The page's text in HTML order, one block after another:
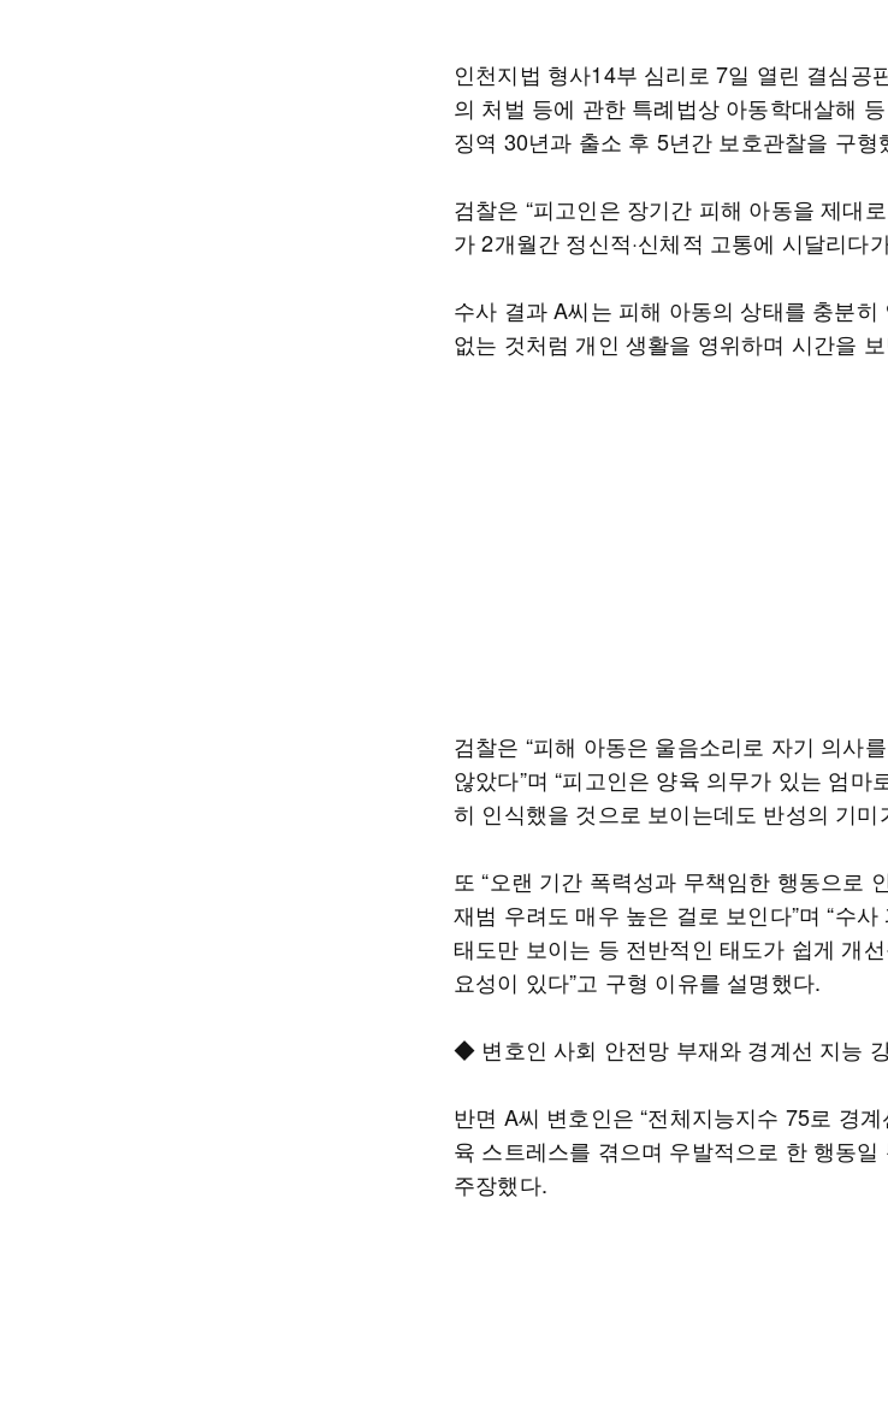
인천지법 형사14부 심리로 7일 열린 결심공
의 처벌 등에 관한 특례법상 아동학대살해
징역 30년과 출소 후 5년간 보호관찰을 구형
검찰은 “피고인은 장기간 피해 아동을 제대
가 2개월간 정신적·신체적 고통에 시달리다
수사 결과 A씨는 피해 아동의 상태를 충분
없는 것처럼 개인 생활을 영위하며 시간을
검찰은 “피해 아동은 울음소리로 자기 의사
않았다”며 “피고인은 양육 의무가 있는 엄마
히 인식했을 것으로 보이는데도 반성의 기미
또 “오랜 기간 폭력성과 무책임한 행동으로
재범 우려도 매우 높은 걸로 보인다”며 “수
태도만 보이는 등 전반적인 태도가 쉽게 개
요성이 있다”고 구형 이유를 설명했다.
◆ 변호인 사회 안전망 부재와 경계선 지능
반면 A씨 변호인은 “전체지능지수 75로 경
육 스트레스를 겪으며 우발적으로 한 행동일
주장했다.